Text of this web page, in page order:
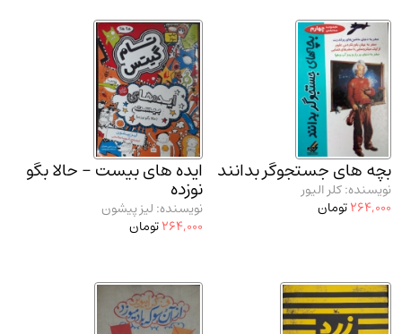
بچه‌ های جستجوگر بدانند
نویسنده: کلر الیور
264,000تومان
ایده‌ های بیست - حالا بگو
نوزده
نویسنده: لیز پیشون
264,000تومان